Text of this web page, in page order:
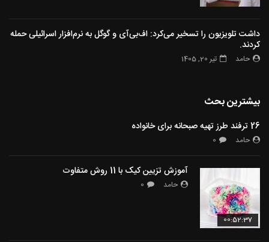
داشت تلویزیون را تسخیر می‌کرد: اف‌بی‌آی و گوگل به نرم‌افزار اسرائیلی حمله
کردند.
حامد تیر 20, 1405
بیشترین بحث
26 ترفند طرز تهیه صبحانه برای خانواده
حامد 0
00:52:37
آموزش تزیین کیک با 11 روش متفاوت
حامد 0